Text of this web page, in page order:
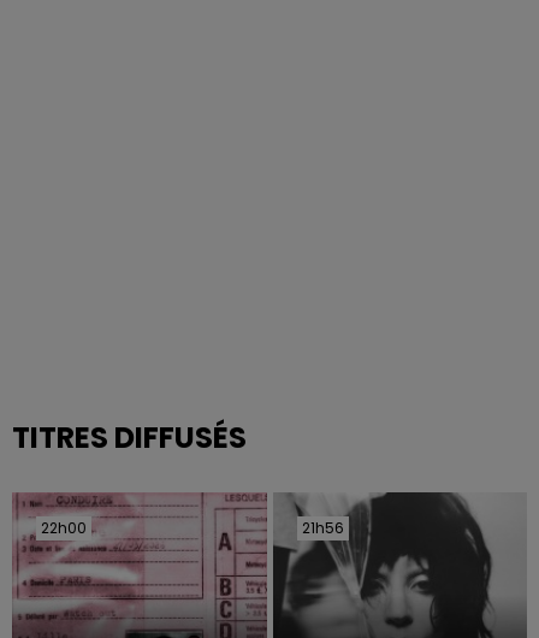
TITRES DIFFUSÉS
22h00
22h00 21h56
21h56